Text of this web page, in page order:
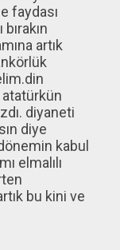
faydası
artık
atatürkün
diyaneti
diye
kabul
elmalılı
bu kini ve